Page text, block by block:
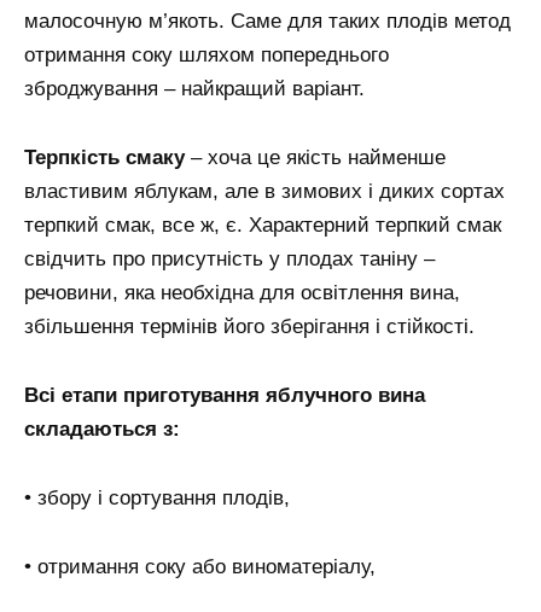
малосочную м’якоть. Саме для таких плодів метод
отримання соку шляхом попереднього
зброджування – найкращий варіант.
Терпкість смаку– хоча це якість найменше
властивим яблукам, але в зимових і диких сортах
терпкий смак, все ж, є. Характерний терпкий смак
свідчить про присутність у плодах таніну –
речовини, яка необхідна для освітлення вина,
збільшення термінів його зберігання і стійкості.
Всі етапи приготування яблучного вина
складаються з:
• збору і сортування плодів,
• отримання соку або виноматеріалу,